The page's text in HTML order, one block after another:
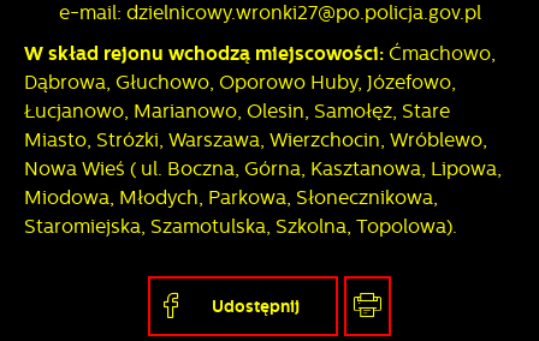
e-mail: dzielnicowy.wronki27@po.policja.gov.pl
W skład rejonu wchodzą miejscowości: Ćmachowo,
Dąbrowa, Głuchowo, Oporowo Huby, Józefowo,
Łucjanowo, Marianowo, Olesin, Samołęż, Stare
Miasto, Stróżki, Warszawa, Wierzchocin, Wróblewo,
Nowa Wieś ( ul. Boczna, Górna, Kasztanowa, Lipowa,
Miodowa, Młodych, Parkowa, Słonecznikowa,
Staromiejska, Szamotulska, Szkolna, Topolowa).
Udostępnij